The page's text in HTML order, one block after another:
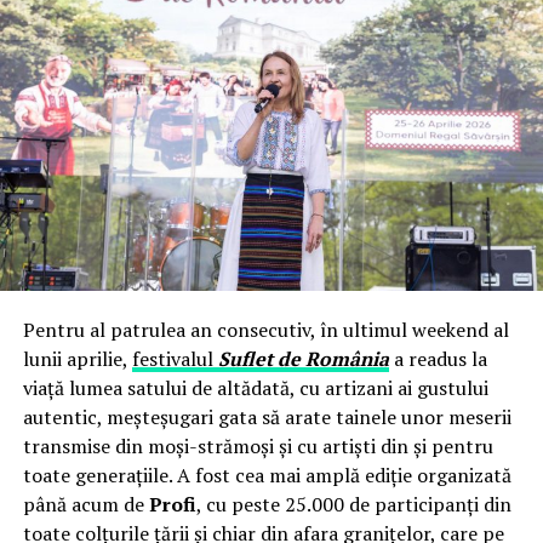
guvern.
Așa se explică și de ce, constatând că ceva sau cineva le-
a distrus rețelele din justiție (iar marionetele conectate
la fosta securitate au pierdut bani foarte mulți), i-a făcut
să preia hățurile guvernului, călcând în picioare justiția
și Parlamentul, prin metode de diversiune asupra
populației.
Diversiunea a fost evidentă astăzi în ultima ședință de
guvern a lui Orban: iată cum a fost introdusă pe ordinea
de zi suplimentară (și argumentată), ordonanța de
spălare a fructului fraudei și de naționalizare a
pierderilor.
Pentru al patrulea an consecutiv, în ultimul weekend al
lunii aprilie, festivalul Suflet de Româniaa readus la
viață lumea satului de altădată, cu artizani ai gustului
autentic, meșteșugari gata să arate tainele unor meserii
transmise din moși-strămoși și cu artiști din și pentru
toate generațiile. A fost cea mai amplă ediție organizată
până acum deProfi, cu peste 25.000 de participanți din
toate colțurile țării și chiar din afara granițelor, care pe